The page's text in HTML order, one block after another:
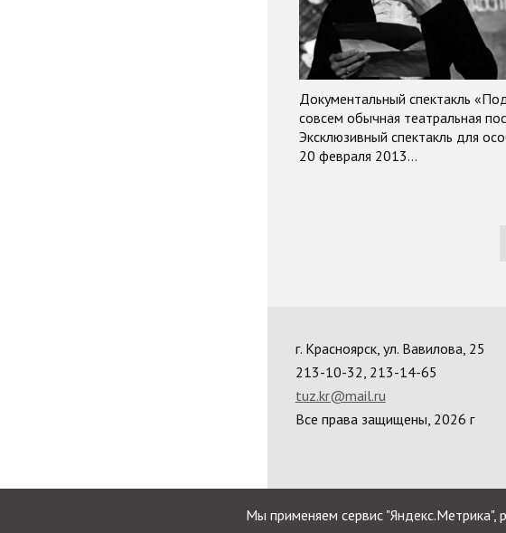
Документальный спектакль
совсем обычная театральная
Эксклюзивный спектакль для
20 февраля 2013…
г. Красноярск, ул. Вавилова, 25
213-10-32, 213-14-65
tuz.kr@mail.ru
Все права защищены, 2026 г
Мы применяем сервис